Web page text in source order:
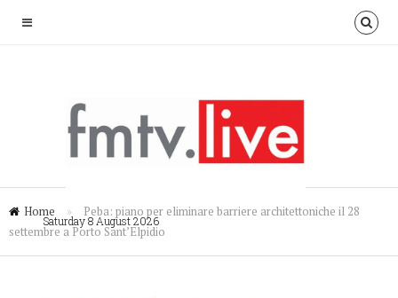
Saturday 8 August 2026
Home »
Peba: piano per eliminare barriere architettoniche il 28
settembre a Porto Sant’Elpidio